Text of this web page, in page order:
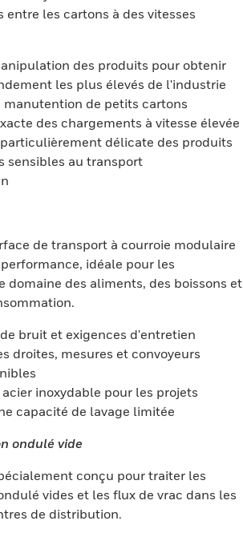
les cartons à des vitesses
des produits pour obtenir
les plus élevés de l'industrie
manutention de petits cartons
des chargements à vitesse élevée
délicate des produits
sensibles au transport
de transport à courroie modulaire
idéale pour les
domaine des aliments, des boissons et
bruit et exigences d'entretien
droites, mesures et convoyeurs
inoxydable pour les projets
capacité de lavage limitée
ondulé vide
conçu pour traiter les
vides et les flux de vrac dans les
de distribution.